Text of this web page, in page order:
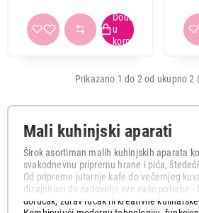
Zapremina
inox-crna
ostale boje
Primeni filtere
Prikazano 1 do 2 od ukupno 2
Mali kuhinjski aparati
Širok asortiman malih kuhinjskih aparata
svakodnevnu pripremu hrane i pića,
Od pripreme jutarnje kafe do večernjeg
dizajnirani da zadovolje sve vaše potrebe -
doručak, zdrav ručak ili kreativne